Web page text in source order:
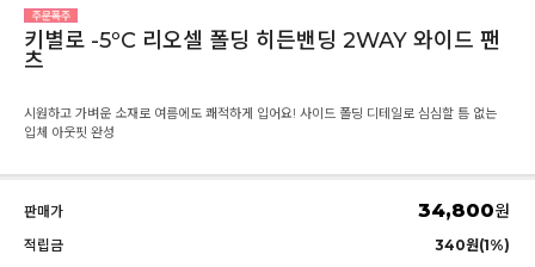
키별로 -5ºC 리오셀 폴딩 히든밴딩 2WAY 와이드 팬
츠
시원하고 가벼운 소재로 여름에도 쾌적하게 입어요! 사이드 폴딩 디테일로 심심할 틈 없는
입체 아웃핏 완성
판매가 34,800원
적립금
340원(1%)